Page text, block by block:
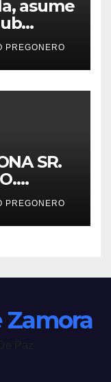
asume
PREGONERO
SR.
PREGONERO
Zamora